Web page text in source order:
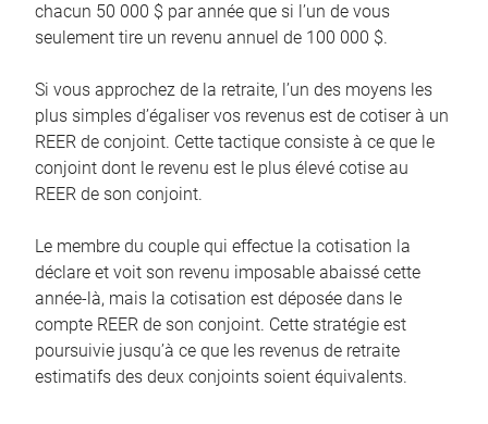
chacun 50 000 $ par année que si l’un de vous
seulement tire un revenu annuel de 100 000 $.
Si vous approchez de la retraite, l’un des moyens les
plus simples d’égaliser vos revenus est de cotiser à un
REER de conjoint. Cette tactique consiste à ce que le
conjoint dont le revenu est le plus élevé cotise au
REER de son conjoint.
Le membre du couple qui effectue la cotisation la
déclare et voit son revenu imposable abaissé cette
année-là, mais la cotisation est déposée dans le
compte REER de son conjoint. Cette stratégie est
poursuivie jusqu’à ce que les revenus de retraite
estimatifs des deux conjoints soient équivalents.